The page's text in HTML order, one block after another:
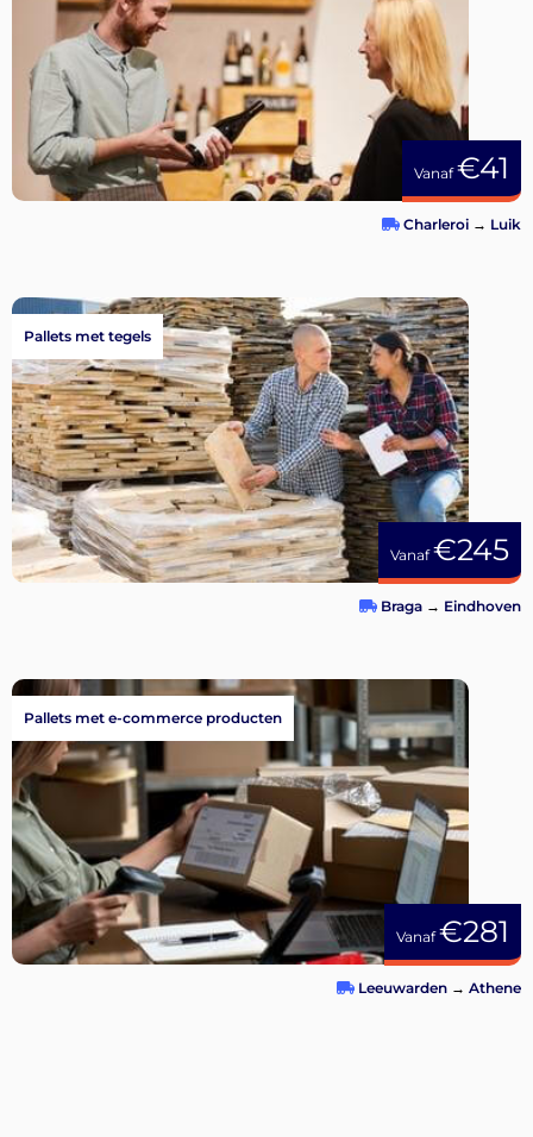
Vanaf€41
Charleroi → Luik
Vanaf€245
Pallets met tegels
Braga → Eindhoven
Vanaf€281
Pallets met e-commerce producten
Leeuwarden → Athene